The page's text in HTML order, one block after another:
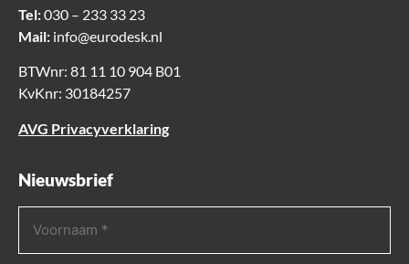
Nieuwsbrief
Voornaam
(Vereist)
Tel:030 – 233 33 23
Mail: info@eurodesk.nl
BTWnr: 81 11 10 904 B01
KvKnr: 30184257
AVG Privacyverklaring